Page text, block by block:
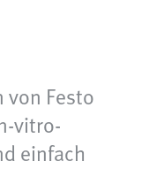
Festo
vitro-
einfach